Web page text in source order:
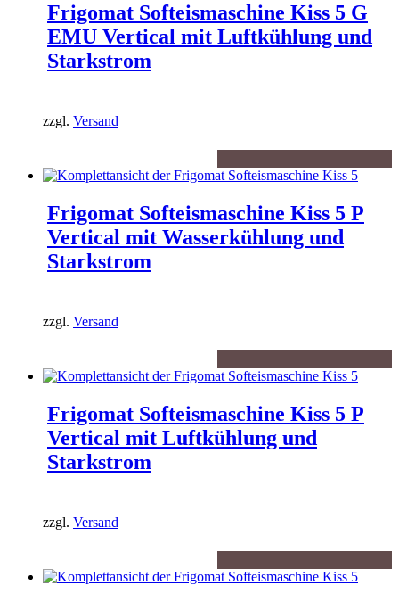
Frigomat Softeismaschine Kiss 5 G
EMU Vertical mit Luftkühlung und
Starkstrom
zzgl. Versand
Frigomat Softeismaschine Kiss 5 P
Vertical mit Wasserkühlung und
Starkstrom
zzgl. Versand
Frigomat Softeismaschine Kiss 5 P
Vertical mit Luftkühlung und
Starkstrom
zzgl. Versand